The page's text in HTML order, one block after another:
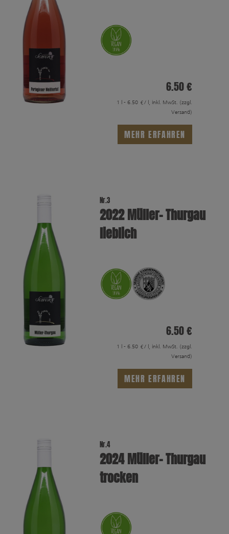
6.50 €
1 l - 6.50 €/ l, inkl. MwSt. (zzgl.
Versand)
MEHR ERFAHREN
Nr.3
2022 Müller- Thurgau
lieblich
6.50 €
1 l - 6.50 €/ l, inkl. MwSt. (zzgl.
Versand)
MEHR ERFAHREN
Nr.4
2024 Müller- Thurgau
trocken